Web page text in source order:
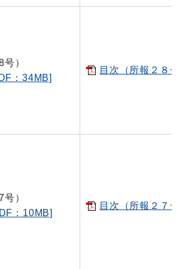
）
：34MB]
目次（所報２８
）
：10MB]
目次（所報２７